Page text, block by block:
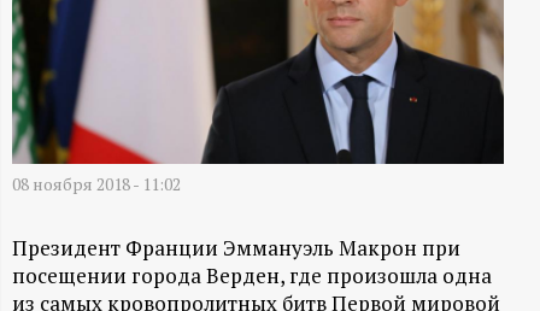
А
Й
Д
А
Н
08 ноября 2018 - 11:02
Президент Франции Эммануэль Макрон при
посещении города Верден, где произошла одна
из самых кровопролитных битв Первой мировой